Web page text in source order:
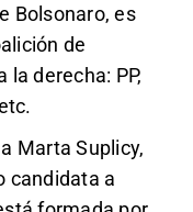
Bolsonaro, es
de
la derecha: PP,
Marta Suplicy,
candidata a